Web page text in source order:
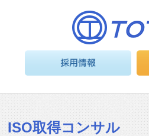
ISO取得コンサル